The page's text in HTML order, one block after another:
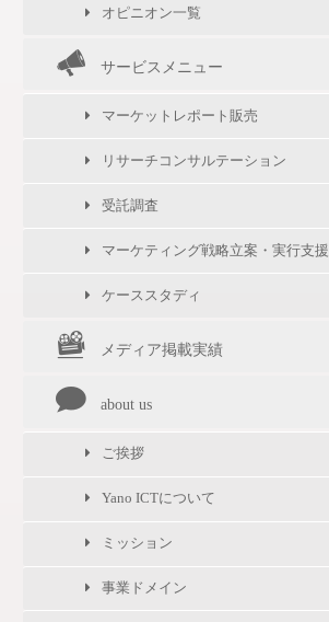
オピニオン一覧
サービスメニュー
マーケットレポート販売
リサーチコンサルテーション
受託調査
マーケティング戦略立案・実行支援
ケーススタディ
メディア掲載実績
about us
ご挨拶
Yano ICTについて
ミッション
事業ドメイン